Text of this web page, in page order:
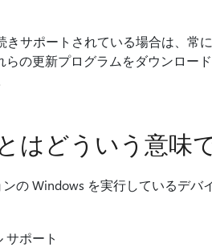
サポートされている場合は、常に
らの更新プログラムをダウンロー
はどういう意味で
の Windows を実行しているデ
サポート